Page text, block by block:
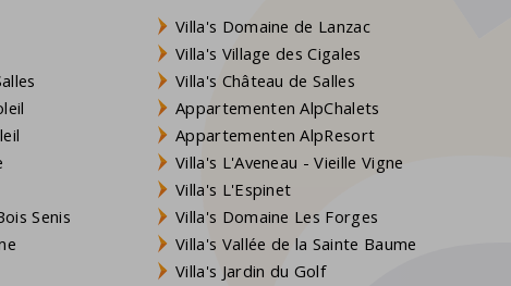
Senis
Villa's Domaine de Lanzac
Villa's Village des Cigales
Villa's Château de Salles
Appartementen AlpChalets
Appartementen AlpResort
Villa's L'Aveneau - Vieille Vigne
Villa's L'Espinet
Villa's Domaine Les Forges
Villa's Vallée de la Sainte Baume
Villa's Jardin du Golf